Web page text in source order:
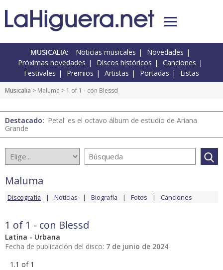
MUSICALIA: Noticias musicales
Novedades
Próximas novedades
Discos históricos
Canciones
Festivales
Premios Artistas Portadas Listas
Musicalia > Maluma > 1 of 1 - con Blessd
Destacado: 'Petal' es el octavo álbum de estudio de Ariana
Grande
Maluma
Discografía Noticias Biografía Fotos Canciones
1 of 1 - con Blessd
Latina - Urbana
Fecha de publicación del disco: 7 de junio de 2024
1.1 of 1